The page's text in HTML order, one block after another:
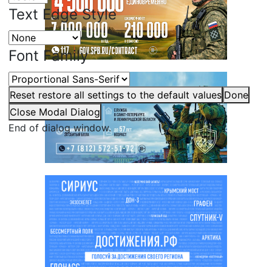
Text Edge Style
Font Family
Reset restore all settings to the default values Done
Close Modal Dialog
End of dialog window.